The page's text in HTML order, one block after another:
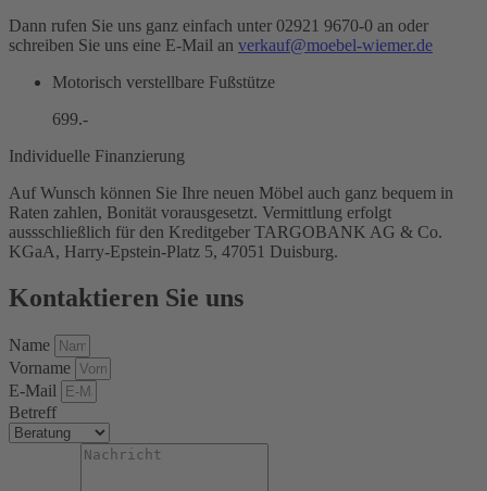
Dann rufen Sie uns ganz einfach unter 02921 9670-0 an oder
schreiben Sie uns eine E-Mail an verkauf@moebel-wiemer.de
Motorisch verstellbare Fußstütze
699.-
Individuelle Finanzierung
Auf Wunsch können Sie Ihre neuen Möbel auch ganz bequem in
Raten zahlen, Bonität vorausgesetzt. Vermittlung erfolgt
aussschließlich für den Kreditgeber TARGOBANK AG & Co.
KGaA, Harry-Epstein-Platz 5, 47051 Duisburg.
Kontaktieren Sie uns
Name
Vorname
E-Mail
Betreff